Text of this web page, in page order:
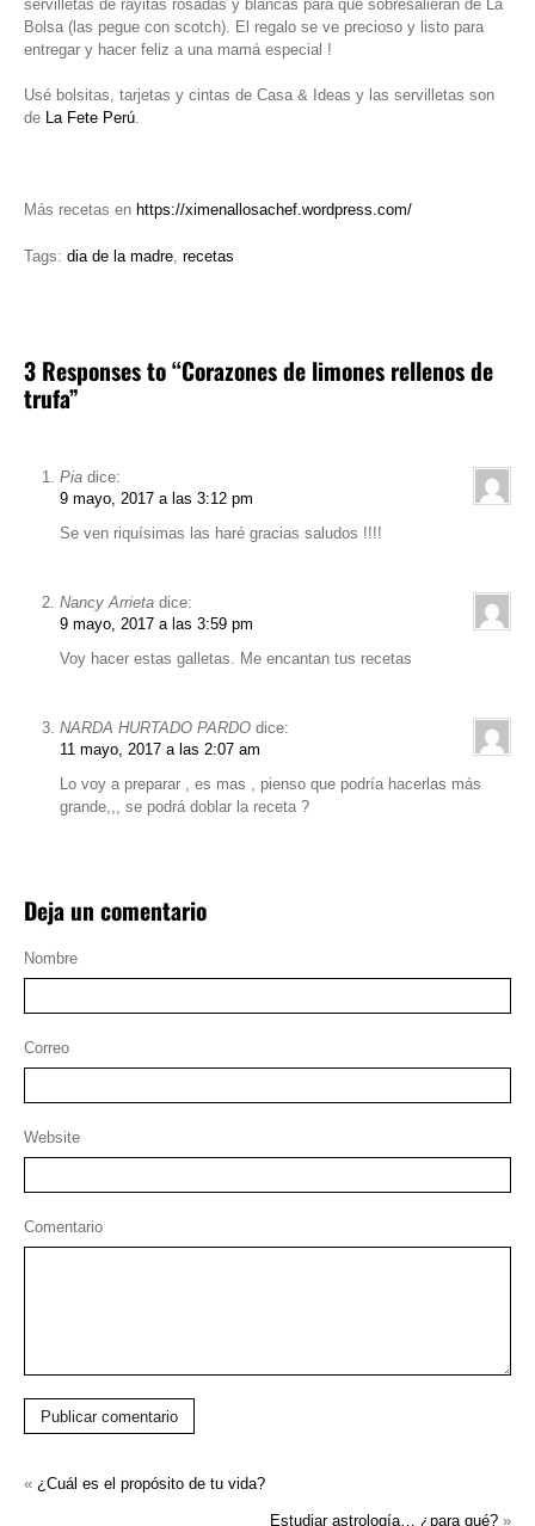
servilletas de rayitas rosadas y blancas para que sobresalieran de La
Bolsa (las pegue con scotch). El regalo se ve precioso y listo para
entregar y hacer feliz a una mamá especial !
Usé bolsitas, tarjetas y cintas de Casa & Ideas y las servilletas son
de La Fete Perú.
Más recetas en https://ximenallosachef.wordpress.com/
Tags: dia de la madre recetas
3 Responses to “Corazones de limones rellenos de
trufa”
Pia dice:
9 mayo, 2017 a las 3:12 pm
Se ven riquísimas las haré gracias saludos !!!!
Nancy Arrieta dice:
9 mayo, 2017 a las 3:59 pm
Voy hacer estas galletas. Me encantan tus recetas
NARDA HURTADO PARDO dice:
11 mayo, 2017 a las 2:07 am
Lo voy a preparar , es mas , pienso que podría hacerlas más
grande,,, se podrá doblar la receta ?
Deja un comentario
Nombre
Correo
Website
Comentario
Publicar comentario
« ¿Cuál es el propósito de tu vida?
Estudiar astrología… ¿para qué? »